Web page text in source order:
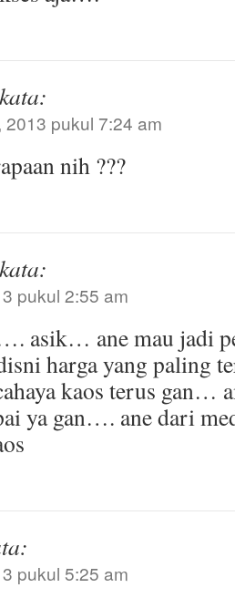
2013 pukul 7:24 am
nih ???
pukul 2:55 am
asik… ane mau jadi
harga yang paling
kaos terus gan…
ya gan…. ane dari
pukul 5:25 am